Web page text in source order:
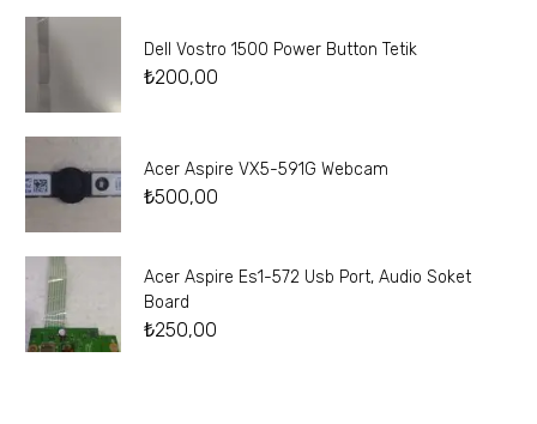
Dell Vostro 1500 Power Button Tetik
₺200,00
Acer Aspire VX5-591G Webcam
₺500,00
Acer Aspire Es1-572 Usb Port, Audio Soket
Board
₺250,00